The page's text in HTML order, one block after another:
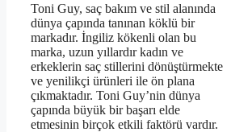
Toni Guy, saç bakım ve stil alanında
dünya çapında tanınan köklü bir
markadır. İngiliz kökenli olan bu
marka, uzun yıllardır kadın ve
erkeklerin saç stillerini dönüştürmekte
ve yenilikçi ürünleri ile ön plana
çıkmaktadır. Toni Guy’nin dünya
çapında büyük bir başarı elde
etmesinin birçok etkili faktörü vardır.